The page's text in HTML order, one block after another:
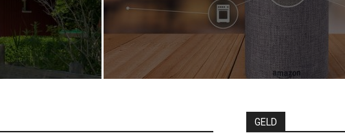
GELD